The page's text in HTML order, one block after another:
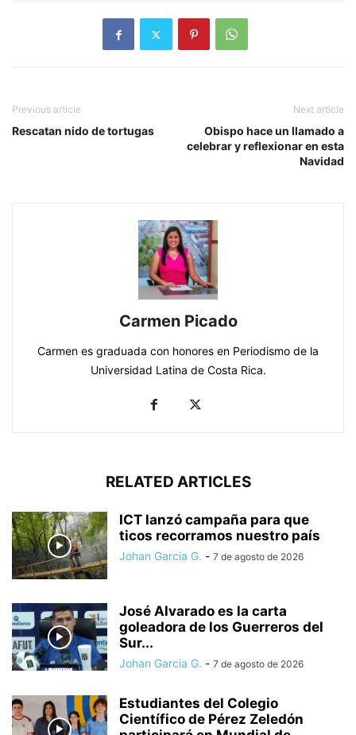
Previous article
Rescatan nido de tortugas
Next article
Obispo hace un llamado a
celebrar y reflexionar en esta
Navidad
Carmen Picado
Carmen es graduada con honores en Periodismo de la
Universidad Latina de Costa Rica.
RELATED ARTICLES
ICT lanzó campaña para que
ticos recorramos nuestro país
Johan Garcia G. - 7 de agosto de 2026
José Alvarado es la carta
goleadora de los Guerreros del
Sur...
Johan Garcia G. - 7 de agosto de 2026
Estudiantes del Colegio
Científico de Pérez Zeledón